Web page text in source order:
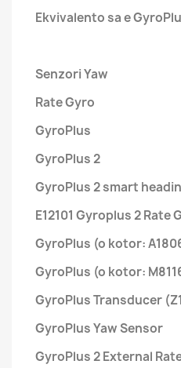
Ekvivalento sa e
Senzori Yaw
Rate Gyro
GyroPlus
GyroPlus 2
GyroPlus 2 smart
E12101 Gyroplus 2 Rate
GyroPlus (o kotor:
GyroPlus (o kotor:
GyroPlus Transducer
GyroPlus Yaw Sensor
GyroPlus 2 External